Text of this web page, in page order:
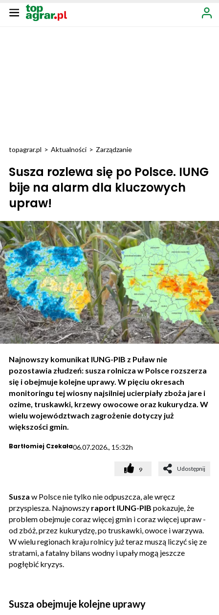
topagrar.pl > Aktualności > Zarządzanie
Susza rozlewa się po Polsce. IUNG
bije na alarm dla kluczowych
upraw!
Najnowszy komunikat IUNG-PIB z Puław nie
pozostawia złudzeń: susza rolnicza w Polsce rozszerza
się i obejmuje kolejne uprawy. W pięciu okresach
monitoringu tej wiosny najsilniej ucierpiały zboża jare i
ozime, truskawki, krzewy owocowe oraz kukurydza. W
wielu województwach zagrożenie dotyczy już
większości gmin.
Bartłomiej Czekała06.07.2026., 15:32h
9 Udostępnij
Susza w Polsce nie tylko nie odpuszcza, ale wręcz
przyspiesza. Najnowszy raport IUNG-PIB pokazuje, że
problem obejmuje coraz więcej gmin i coraz więcej upraw -
od zbóż, przez kukurydzę, po truskawki, owoce i warzywa.
W wielu regionach kraju rolnicy już teraz muszą liczyć się ze
stratami, a fatalny bilans wodny i upały mogą jeszcze
pogłębić kryzys.
Susza obejmuje kolejne uprawy